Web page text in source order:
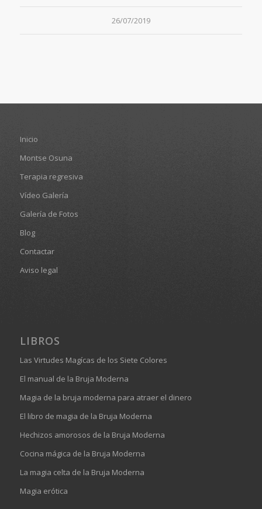
26/07/2019
Inicio
Montse Osuna
Terapia regresiva
Vídeo Galería
Galería de Fotos
Blog
Contactar
Aviso legal
LIBROS
Las Virtudes Magícas de los Siete Colores
El manual de la Bruja Moderna
Magia de la bruja moderna para atraer el dinero
El libro de magia de la Bruja Moderna
Hechizos amorosos de la Bruja Moderna
Cocina mágica de la Bruja Moderna
La magia celta de la Bruja Moderna
Magia erótica